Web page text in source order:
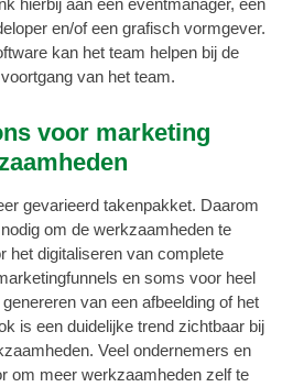
en/of een grafisch vormgever.
kan het team helpen bij de
van het team.
voor marketing
gevarieerd takenpakket. Daarom
om de werkzaamheden te
het digitaliseren van complete
en soms voor heel
van een afbeelding of het
is een duidelijke trend zichtbaar bij
Veel ondernemers en
om meer werkzaamheden zelf te